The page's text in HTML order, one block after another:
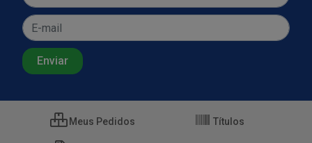
Meus Pedidos Títulos